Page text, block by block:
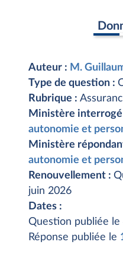
Auteur : M.
Type de question :
Rubrique :
Ministère interrogé
autonomie et
Ministère
autonomie et
Renouvellement :
juin 2026
Dates :
Question publiée le
Réponse publiée le